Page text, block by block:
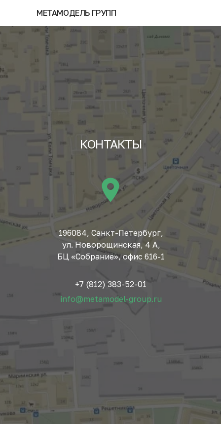
МЕТАМОДЕЛЬ ГРУПП
КОНТАКТЫ
info@metamodel-group.ru
+7 (812) 383-52-01
196084, Санкт-Петербург,
ул. Новорощинская, 4 А,
БЦ «Собрание», офис 616-1